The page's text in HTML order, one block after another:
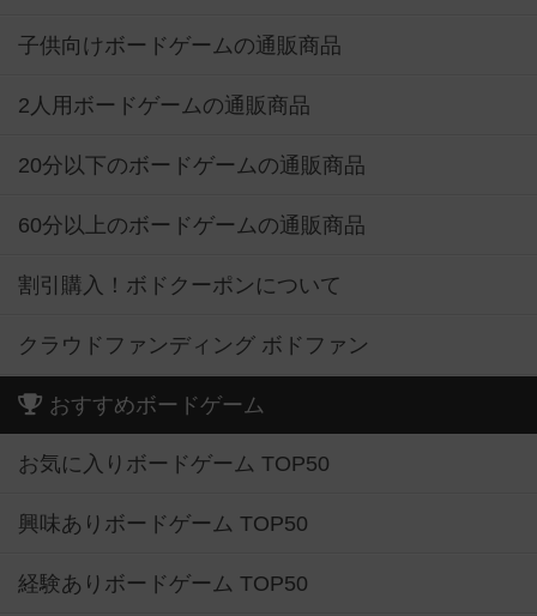
子供向けボードゲームの通販商品
2人用ボードゲームの通販商品
20分以下のボードゲームの通販商品
60分以上のボードゲームの通販商品
割引購入！ボドクーポンについて
クラウドファンディング ボドファン
おすすめボードゲーム
お気に入りボードゲーム TOP50
興味ありボードゲーム TOP50
経験ありボードゲーム TOP50